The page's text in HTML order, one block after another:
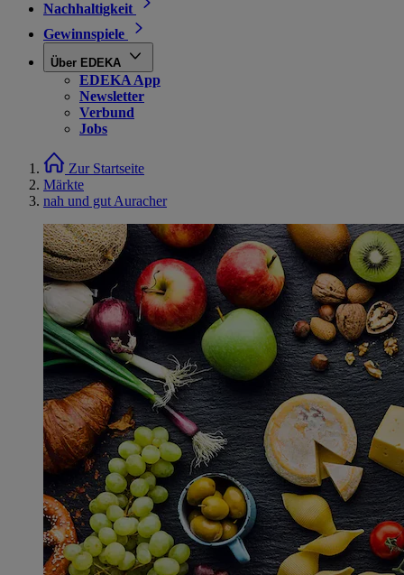
Nachhaltigkeit
Gewinnspiele
Über EDEKA
EDEKA App
Newsletter
Verbund
Jobs
Zur Startseite
Märkte
nah und gut Auracher